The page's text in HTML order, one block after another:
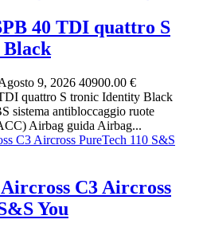
40 TDI quattro S
9, 2026 40900.00 €
quattro S tronic Identity Black
sistema antibloccaggio ruote
Airbag guida Airbag...
C3 Aircross
You